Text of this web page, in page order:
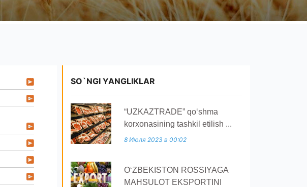
SO`NGI YANGLIKLAR
“UZKAZTRADE” qoʻshma
korxonasining tashkil etilish ...
8 Июля 2023 в 00:02
O‘ZBEKISTON ROSSIYAGA
MAHSULOT EKSPORTINI